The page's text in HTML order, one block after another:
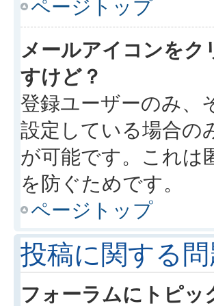
ページトップ
メールアイコンを
すけど？
登録ユーザーのみ、
設定している場合の
が可能です。これは
を防ぐためです。
ページトップ
投稿に関する問
フォーラムにトピッ